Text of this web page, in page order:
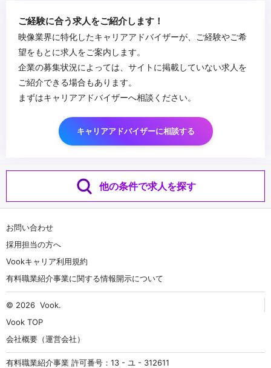
ご経験に合う求人をご紹介します！
映像業界に特化したキャリアアドバイザーが、ご経験やご希
望をもとに求人をご案内します。
企業の募集状況によっては、サイトに掲載していない求人を
ご紹介できる場合もあります。
まずはキャリアアドバイザーへ相談ください。
キャリアアドバイザーに相談する
他の条件で求人を探す
お問い合わせ
採用担当の方へ
Vookキャリア利用規約
有料職業紹介事業に関する情報開示について
© 2026 Vook.
Vook TOP
会社概要（運営会社）
有料職業紹介事業 許可番号：13 - ユ - 312611